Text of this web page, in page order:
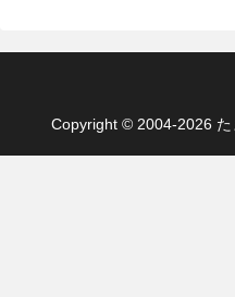
Copyright © 2004-2026 た